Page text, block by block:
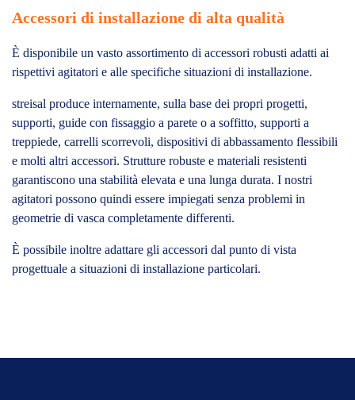
Accessori di installazione di alta qualità
È disponibile un vasto assortimento di accessori robusti adatti ai
rispettivi agitatori e alle specifiche situazioni di installazione.
streisal produce internamente, sulla base dei propri progetti,
supporti, guide con fissaggio a parete o a soffitto, supporti a
treppiede, carrelli scorrevoli, dispositivi di abbassamento flessibili
e molti altri accessori. Strutture robuste e materiali resistenti
garantiscono una stabilità elevata e una lunga durata. I nostri
agitatori possono quindi essere impiegati senza problemi in
geometrie di vasca completamente differenti.
È possibile inoltre adattare gli accessori dal punto di vista
progettuale a situazioni di installazione particolari.